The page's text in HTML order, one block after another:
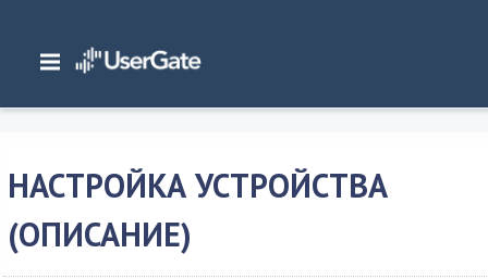
Главная/ Документация/DCFW
Интерфейс командной строки
НАСТРОЙКА УСТРОЙСТВА
(ОПИСАНИЕ)